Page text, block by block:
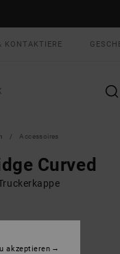
KONTAKTIERE
Accessoires
Curved
akzeptieren